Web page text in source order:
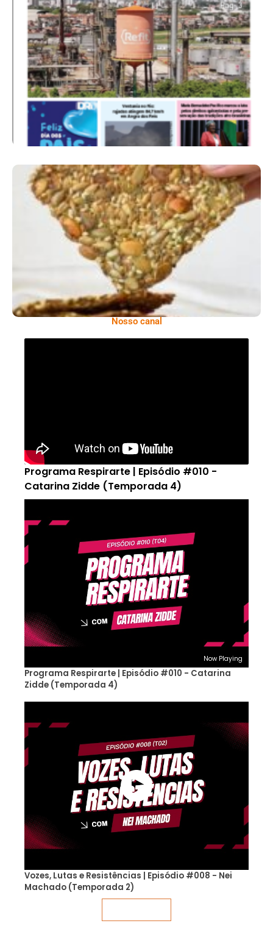
Ano X – Número 367 08 A 14 De Agosto De
2026
Comer Bem: Cracker De Sementes
Nosso canal
Programa Respirarte | Episódio #010 -
Catarina Zidde (Temporada 4)
Now Playing
Programa Respirarte | Episódio #010 - Catarina
Zidde (Temporada 4)
Vozes, Lutas e Resistências | Episódio #008 - Nei
Machado (Temporada 2)